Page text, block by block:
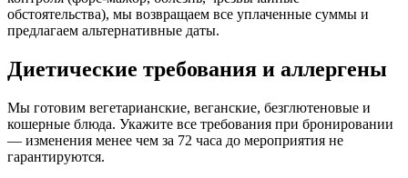
обстоятельства), мы возвращаем все уплаченные суммы и
предлагаем альтернативные даты.
Диетические требования и аллергены
Мы готовим вегетарианские, веганские, безглютеновые и
кошерные блюда. Укажите все требования при бронировании
— изменения менее чем за 72 часа до мероприятия не
гарантируются.